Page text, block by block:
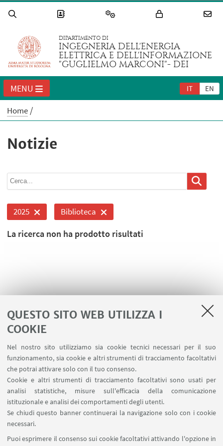
QUESTO SITO WEB UTILIZZA I
COOKIE
Nel nostro sito utilizziamo sia cookie tecnici necessari per il suo
funzionamento, sia cookie e altri strumenti di tracciamento facoltativi
che potrai attivare solo con il tuo consenso.
Cookie e altri strumenti di tracciamento facoltativi sono usati per
analisi statistiche, misure sull'efficacia della comunicazione
istituzionale e analisi dei comportamenti degli utenti.
Se chiudi questo banner continuerai la navigazione solo con i cookie
necessari.
Puoi esprimere il consenso sui cookie facoltativi attivando l'opzione in
DIPARTIMENTO DI
INGEGNERIA DELL'ENERGIA
ELETTRICA E DELL'INFORMAZIONE
"GUGLIELMO MARCONI"- DEI
IT EN
MENU
Home
Notizie
2025 Biblioteca
La ricerca non ha prodotto risultati
LINK UTILI
Contatti
Area riservata
SEGUI UNIBO SU: